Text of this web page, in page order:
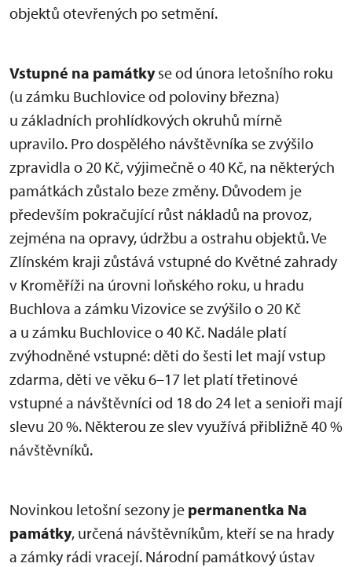
objektů otevřených po setmění.
Vstupné na památkyse od února letošního roku
(u zámku Buchlovice od poloviny března)
u základních prohlídkových okruhů mírně
upravilo. Pro dospělého návštěvníka se zvýšilo
zpravidla o 20 Kč, výjimečně o 40 Kč, na některých
památkách zůstalo beze změny. Důvodem je
především pokračující růst nákladů na provoz,
zejména na opravy, údržbu a ostrahu objektů. Ve
Zlínském kraji zůstává vstupné do Květné zahrady
v Kroměříži na úrovni loňského roku, u hradu
Buchlova a zámku Vizovice se zvýšilo o 20 Kč
a u zámku Buchlovice o 40 Kč. Nadále platí
zvýhodněné vstupné: děti do šesti let mají vstup
zdarma, děti ve věku 6–17 let platí třetinové
vstupné a návštěvníci od 18 do 24 let a senioři mají
slevu 20 %. Některou ze slev využívá přibližně 40 %
návštěvníků.
Novinkou letošní sezony je permanentka Na
památky, určená návštěvníkům, kteří se na hrady
a zámky rádi vracejí. Národní památkový ústav